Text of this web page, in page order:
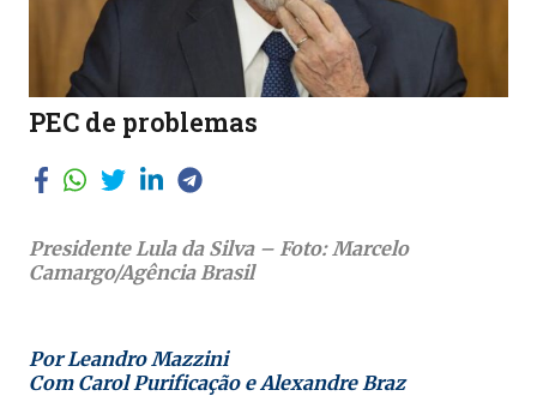
PEC de problemas
Presidente Lula da Silva – Foto: Marcelo
Camargo/Agência Brasil
Por Leandro Mazzini
Com Carol Purificação e Alexandre Braz